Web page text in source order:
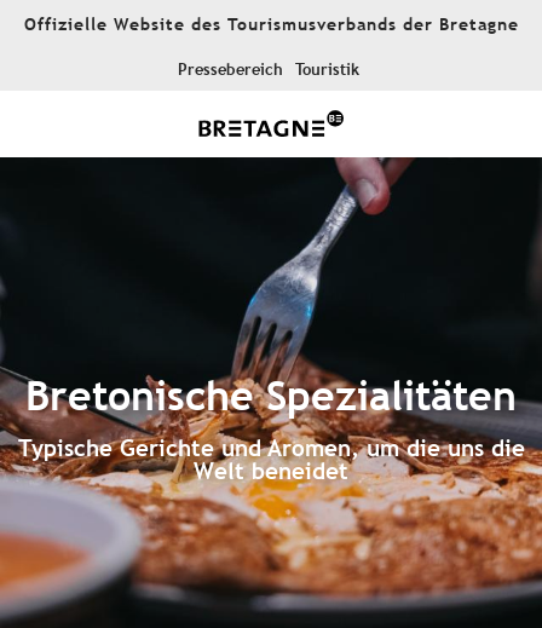
AllerOffizielle Website des Tourismusverbands der Bretagne
Pressebereich Touristik
Bretonische Spezialitäten
Typische Gerichte und Aromen, um die uns die
Welt beneidet